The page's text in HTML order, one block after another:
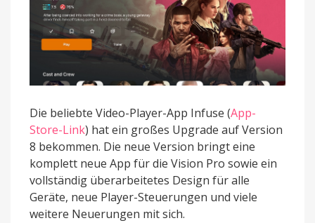
Die beliebte Video-Player-App Infuse (App-
Store-Link) hat ein großes Upgrade auf Version
8 bekommen. Die neue Version bringt eine
komplett neue App für die Vision Pro sowie ein
vollständig überarbeitetes Design für alle
Geräte, neue Player-Steuerungen und viele
weitere Neuerungen mit sich.